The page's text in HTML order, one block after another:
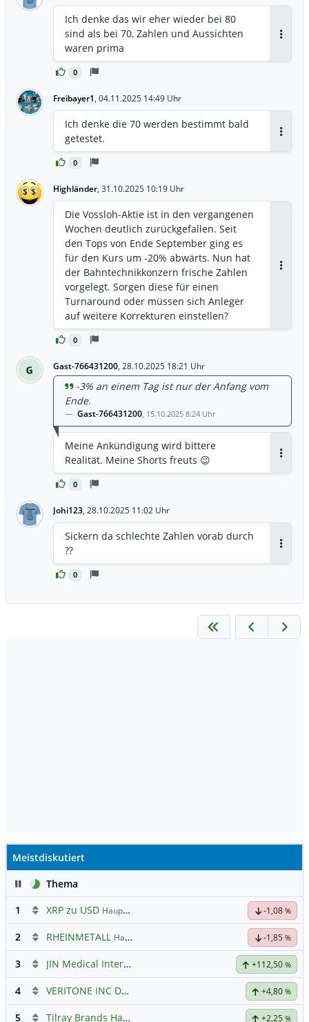
0
Ich denke das wir eher wieder bei 80
sind als bei 70, Zahlen und Aussichten
waren prima
Freibayer1, 04.11.2025 14:49 Uhr
0
Ich denke die 70 werden bestimmt bald
getestet.
Highländer, 31.10.2025 10:19 Uhr
0
Die Vossloh-Aktie ist in den vergangenen
Wochen deutlich zurückgefallen. Seit
den Tops von Ende September ging es
für den Kurs um -20% abwärts. Nun hat
der Bahntechnikkonzern frische Zahlen
vorgelegt. Sorgen diese für einen
Turnaround oder müssen sich Anleger
auf weitere Korrekturen einstellen?
https://www.finanznachrichten.de/nachri
chten-2025-10/66846391-vossloh-aktie-
G Gast-766431200, 28.10.2025 18:21 Uhr
0
-3% an einem Tag ist nur der Anfang vom
Ende.
Gast-766431200, 15.10.2025 8:24 Uhr
Meine Ankündigung wird bittere
Realität. Meine Shorts freuts 😉
Johi123, 28.10.2025 11:02 Uhr
0
Sickern da schlechte Zahlen vorab durch
??
Meistdiskutiert
PauseThema
1
XRP zu USD Hauptdiskussion -1,08 %
2 RHEINMETALL Hauptdiskussion -1,85 %
3 JIN Medical International +112,50 %
4 VERITONE INC DL-,001 +4,80 %
5 Tilray Brands Hauptforum +2,25 %